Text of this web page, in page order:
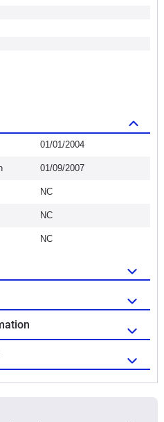
01/01/2004
01/09/2007
NC
NC
NC